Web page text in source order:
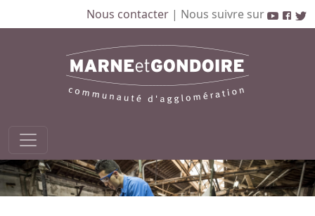
Nous contacter | Nous suivre sur